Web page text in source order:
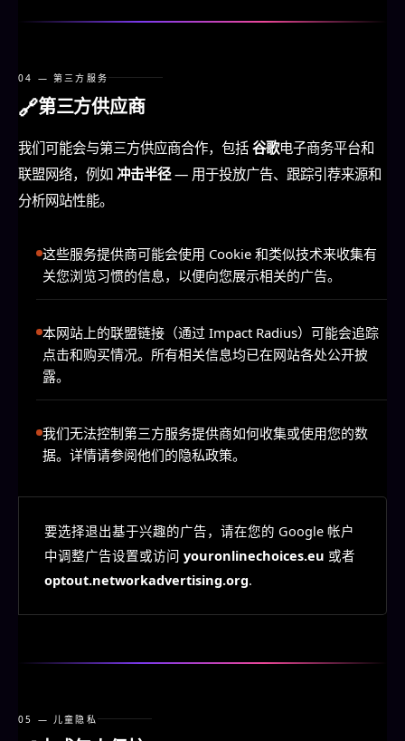
04 — 第三方服务
🔗第三方供应商
我们可能会与第三方供应商合作，包括谷歌电子商务平台和
联盟网络，例如冲击半径— 用于投放广告、跟踪引荐来源和
分析网站性能。
这些服务提供商可能会使用 Cookie 和类似技术来收集有
关您浏览习惯的信息，以便向您展示相关的广告。
本网站上的联盟链接（通过 Impact Radius）可能会追踪
点击和购买情况。所有相关信息均已在网站各处公开披
露。
我们无法控制第三方服务提供商如何收集或使用您的数
据。详情请参阅他们的隐私政策。
要选择退出基于兴趣的广告，请在您的 Google 帐户
中调整广告设置或访问 youronlinechoices.eu 或者
optout.networkadvertising.org.
05 — 儿童隐私